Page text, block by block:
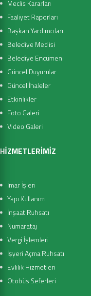
Meclis Kararları
Faaliyet Raporları
Başkan Yardımcıları
Belediye Meclisi
Belediye Encümeni
Güncel Duyurular
Güncel İhaleler
Etkinlikler
Foto Galeri
Video Galeri
HİZMETLERİMİZ
İmar İşleri
Yapı Kullanım
İnşaat Ruhsatı
Numarataj
Vergi İşlemleri
İşyeri Açma Ruhsatı
Evlilik Hizmetleri
Otobüs Seferleri